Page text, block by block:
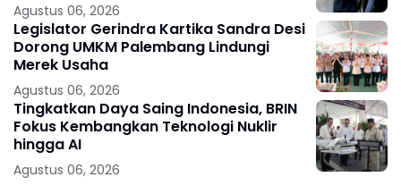
Agustus 06, 2026
Legislator Gerindra Kartika Sandra Desi
Dorong UMKM Palembang Lindungi
Merek Usaha
Agustus 06, 2026
Tingkatkan Daya Saing Indonesia, BRIN
Fokus Kembangkan Teknologi Nuklir
hingga AI
Agustus 06, 2026